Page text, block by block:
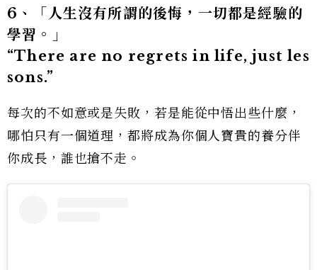
6、「人生沒有所謂的後悔，一切都是經驗的
學習。」
“There are no regrets in life, just les
sons.”
每次的不如意或是失敗，若是能從中悟出些什麼，
哪怕只有一個道理，都將成為你個人寶貴的養分伴
你成長，誰也搶不走。